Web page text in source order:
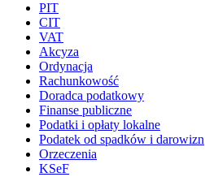
PIT
CIT
VAT
Akcyza
Ordynacja
Rachunkowość
Doradca podatkowy
Finanse publiczne
Podatki i opłaty lokalne
Podatek od spadków i darowizn
Orzeczenia
KSeF